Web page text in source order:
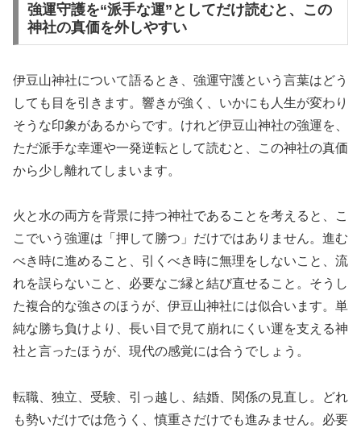
強運守護を“派手な運”としてだけ読むと、この
神社の真価を外しやすい
伊豆山神社について語るとき、強運守護という言葉はどう
しても目を引きます。響きが強く、いかにも人生が変わり
そうな印象があるからです。けれど伊豆山神社の強運を、
ただ派手な幸運や一発逆転として読むと、この神社の真価
から少し離れてしまいます。
火と水の両方を背景に持つ神社であることを考えると、こ
こでいう強運は「押して勝つ」だけではありません。進む
べき時に進めること、引くべき時に無理をしないこと、流
れを誤らないこと、必要なご縁と結び直せること。そうし
た複合的な強さのほうが、伊豆山神社には似合います。単
純な勝ち負けより、長い目で見て崩れにくい運を支える神
社と言ったほうが、現代の感覚には合うでしょう。
転職、独立、受験、引っ越し、結婚、関係の見直し。どれ
も勢いだけでは危うく、慎重さだけでも進みません。必要